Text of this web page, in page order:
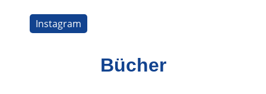
Instagram
Bücher